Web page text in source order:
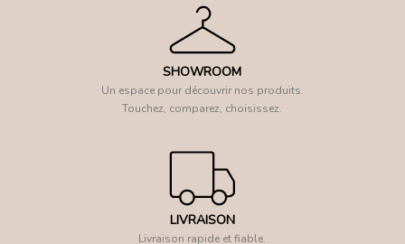
SHOWROOM
Un espace pour découvrir nos produits.
Touchez, comparez, choisissez.
LIVRAISON
Livraison rapide et fiable.